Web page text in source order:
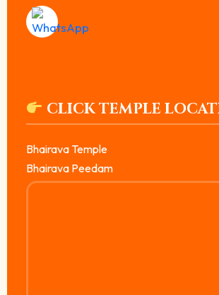
CLICK TEMPLE
Bhairava Temple
Bhairava Peedam